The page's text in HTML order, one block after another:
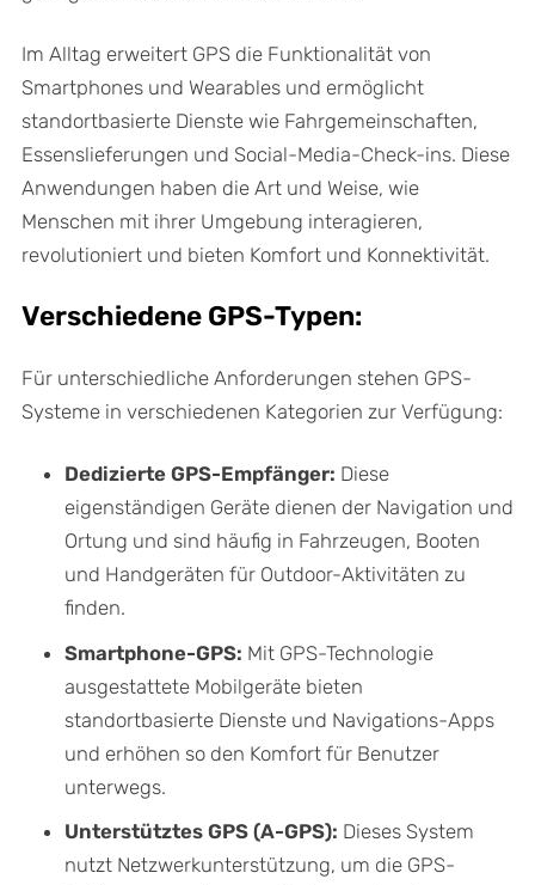
Im Alltag erweitert GPS die Funktionalität von
Smartphones und Wearables und ermöglicht
standortbasierte Dienste wie Fahrgemeinschaften,
Essenslieferungen und Social-Media-Check-ins. Diese
Anwendungen haben die Art und Weise, wie
Menschen mit ihrer Umgebung interagieren,
revolutioniert und bieten Komfort und Konnektivität.
Verschiedene GPS-Typen:
Für unterschiedliche Anforderungen stehen GPS-
Systeme in verschiedenen Kategorien zur Verfügung:
Dedizierte GPS-Empfänger: Diese
eigenständigen Geräte dienen der Navigation und
Ortung und sind häufig in Fahrzeugen, Booten
und Handgeräten für Outdoor-Aktivitäten zu
finden.
Smartphone-GPS: Mit GPS-Technologie
ausgestattete Mobilgeräte bieten
standortbasierte Dienste und Navigations-Apps
und erhöhen so den Komfort für Benutzer
unterwegs.
Unterstütztes GPS (A-GPS): Dieses System
nutzt Netzwerkunterstützung, um die GPS-